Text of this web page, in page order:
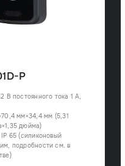
P
В постоянного тока 1 А,
мм×34,4 мм (5,31
дюйма)
65 (силиконовый
подробности см. в